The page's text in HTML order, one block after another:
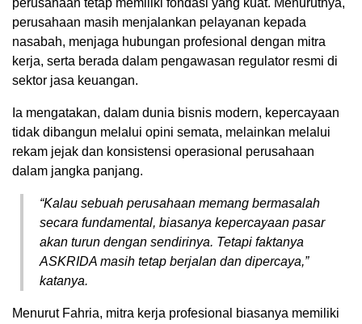
perusahaan tetap memiliki fondasi yang kuat. Menurutnya,
perusahaan masih menjalankan pelayanan kepada
nasabah, menjaga hubungan profesional dengan mitra
kerja, serta berada dalam pengawasan regulator resmi di
sektor jasa keuangan.
Ia mengatakan, dalam dunia bisnis modern, kepercayaan
tidak dibangun melalui opini semata, melainkan melalui
rekam jejak dan konsistensi operasional perusahaan
dalam jangka panjang.
“Kalau sebuah perusahaan memang bermasalah
secara fundamental, biasanya kepercayaan pasar
akan turun dengan sendirinya. Tetapi faktanya
ASKRIDA masih tetap berjalan dan dipercaya,”
katanya.
Menurut Fahria, mitra kerja profesional biasanya memiliki